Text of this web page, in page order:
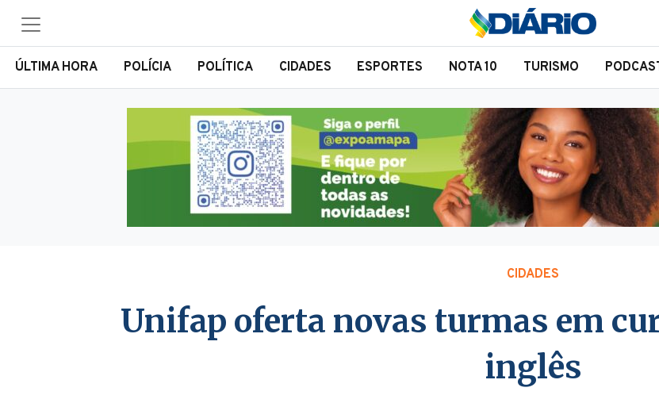
ÚLTIMA HORA POLÍCIA POLÍTICA CIDADES ESPORTES NOTA 10 TURISMO
CIDADES
Unifap oferta novas turmas em
inglês